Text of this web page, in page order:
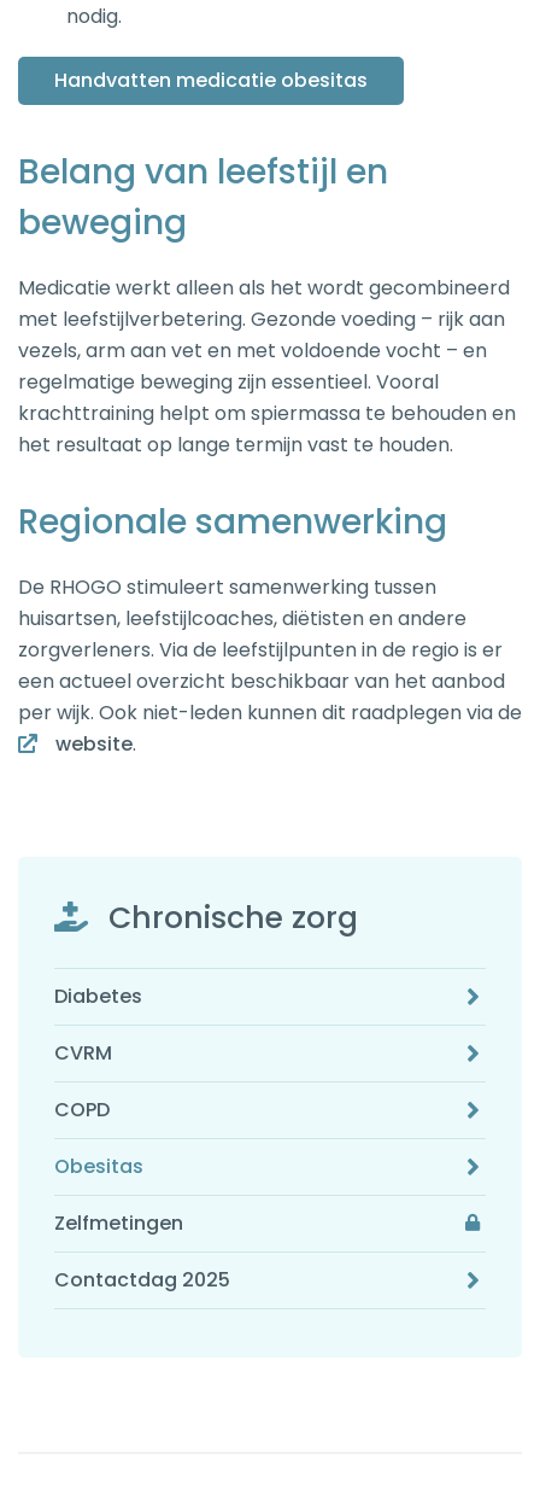
nodig.
Handvatten medicatie obesitas
Belang van leefstijl en
beweging
Medicatie werkt alleen als het wordt gecombineerd
met leefstijlverbetering. Gezonde voeding – rijk aan
vezels, arm aan vet en met voldoende vocht – en
regelmatige beweging zijn essentieel. Vooral
krachttraining helpt om spiermassa te behouden en
het resultaat op lange termijn vast te houden.
Regionale samenwerking
De RHOGO stimuleert samenwerking tussen
huisartsen, leefstijlcoaches, diëtisten en andere
zorgverleners. Via de leefstijlpunten in de regio is er
een actueel overzicht beschikbaar van het aanbod
per wijk. Ook niet-leden kunnen dit raadplegen via de
website.
Chronische zorg
Diabetes
CVRM
COPD
Obesitas
Zelfmetingen
Contactdag 2025